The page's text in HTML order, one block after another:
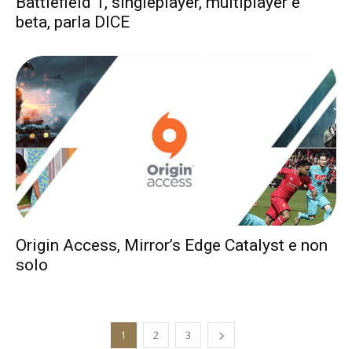
beta, parla DICE
Origin Access, Mirror’s Edge Catalyst e non
solo
1 2 3